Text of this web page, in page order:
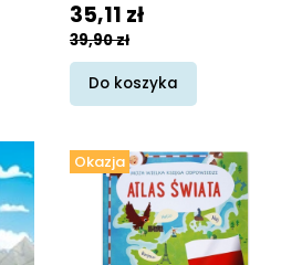
Cena promocyjna
35,11 zł
39,90 zł
Do koszyka
Okazja